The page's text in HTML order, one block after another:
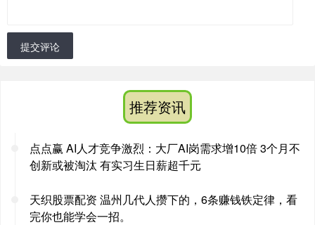
提交评论
推荐资讯
点点赢 AI人才竞争激烈：大厂AI岗需求增10倍 3个月不
创新或被淘汰 有实习生日薪超千元
天织股票配资 温州几代人攒下的，6条赚钱铁定律，看
完你也能学会一招。